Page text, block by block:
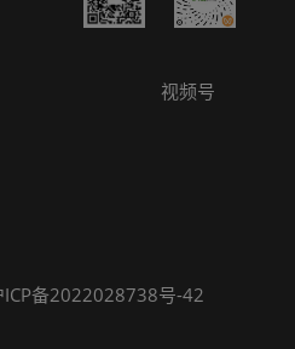
视频号
ICP备2022028738号-42